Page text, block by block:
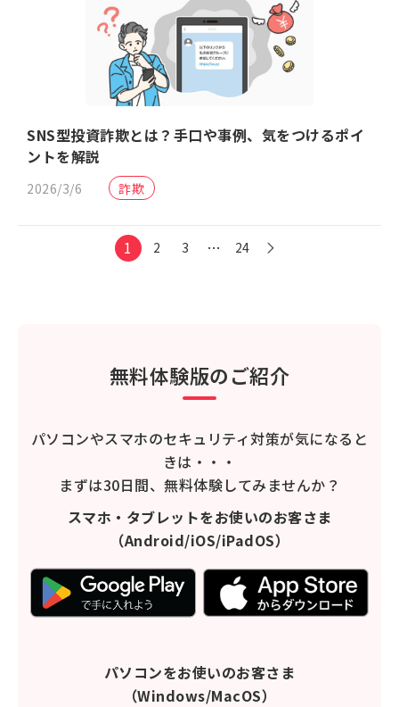
SNS型投資詐欺とは？手口や事例、気をつけるポイ
ントを解説
2026/3/6 詐欺
1 2 3 … 24
無料体験版のご紹介
パソコンやスマホのセキュリティ対策が気になると
きは・・・
まずは30日間、無料体験してみませんか？
スマホ・タブレットをお使いのお客さま
（Android/iOS/iPadOS）
パソコンをお使いのお客さま
（Windows/MacOS）